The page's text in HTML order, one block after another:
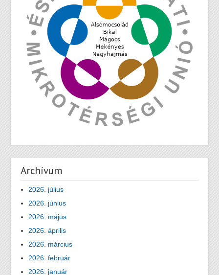
Archívum
2026. július
2026. június
2026. május
2026. április
2026. március
2026. február
2026. január